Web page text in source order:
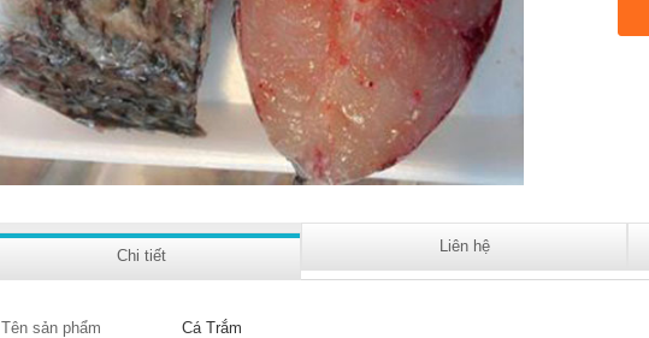
Chi tiết
Liên hệ
Tên sản phẩm
Cá Trắm